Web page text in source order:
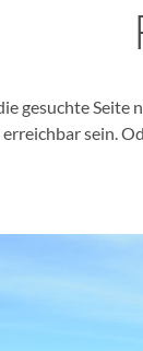
gesuchte
sein.